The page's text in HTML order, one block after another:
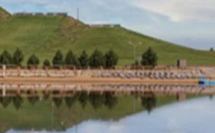
которые проводит Древо знаний
случае вы немного научитесь
т...
8